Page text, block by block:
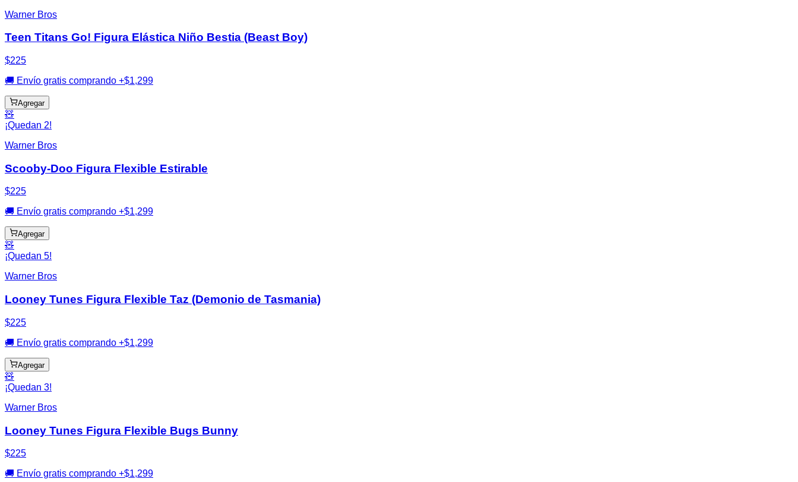
Warner Bros
Teen Titans Go! Figura Elástica Niño Bestia (Beast Boy)
$225
🚚 Envío gratis comprando +$1,299
Agregar
🧸
¡Quedan 2!
Warner Bros
Scooby-Doo Figura Flexible Estirable
$225
🚚 Envío gratis comprando +$1,299
Agregar
🧸
¡Quedan 5!
Warner Bros
Looney Tunes Figura Flexible Taz (Demonio de Tasmania)
$225
🚚 Envío gratis comprando +$1,299
Agregar
🧸
¡Quedan 3!
Warner Bros
Looney Tunes Figura Flexible Bugs Bunny
$225
🚚 Envío gratis comprando +$1,299